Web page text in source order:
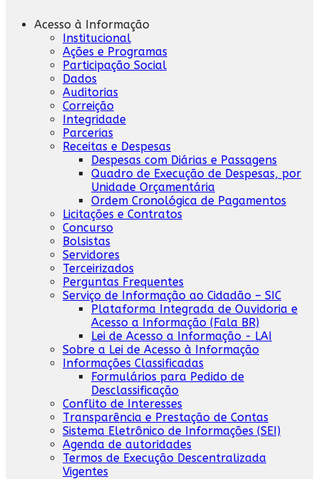
Acesso à Informação
Institucional
Ações e Programas
Participação Social
Dados
Auditorias
Correição
Integridade
Parcerias
Receitas e Despesas
Despesas com Diárias e Passagens
Quadro de Execução de Despesas, por
Unidade Orçamentária
Ordem Cronológica de Pagamentos
Licitações e Contratos
Concurso
Bolsistas
Servidores
Terceirizados
Perguntas Frequentes
Serviço de Informação ao Cidadão – SIC
Plataforma Integrada de Ouvidoria e
Acesso a Informação (Fala BR)
Lei de Acesso a Informação - LAI
Sobre a Lei de Acesso à Informação
Informações Classificadas
Formulários para Pedido de
Desclassificação
Conflito de Interesses
Transparência e Prestação de Contas
Sistema Eletrônico de Informações (SEI)
Agenda de autoridades
Termos de Execução Descentralizada
Vigentes